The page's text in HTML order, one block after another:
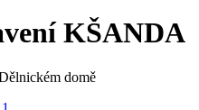
KŠANDA
domě